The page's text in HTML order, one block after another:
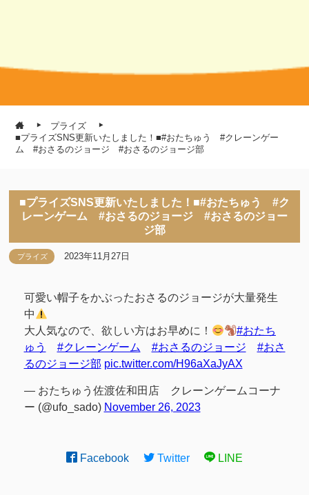
プライズ
■プライズSNS更新いたしました！■#おたちゅう #クレーンゲー
ム #おさるのジョージ #おさるのジョージ部
■プライズSNS更新いたしました！■#おたちゅう #ク
レーンゲーム #おさるのジョージ #おさるのジョー
ジ部
プライズ 2023年11月27日
可愛い帽子をかぶったおさるのジョージが大量発生
中
大人気なので、欲しい方はお早めに！
#おたち
ゅう
#クレーンゲーム #おさるのジョージ
#おさ
るのジョージ部 pic.twitter.com/H96aXaJyAX
— おたちゅう佐渡佐和田店 クレーンゲームコーナ
ー (@ufo_sado) November 26, 2023
Facebook Twitter LINE